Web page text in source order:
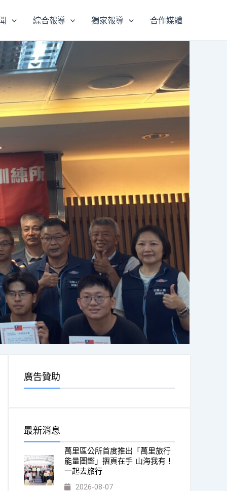
綜合報導 獨家報導 合作媒體
廣告贊助
最新消息
萬里區公所首度推出「萬里旅行
能量圖鑑」摺頁在手 山海我有！
一起去旅行
2026-08-07